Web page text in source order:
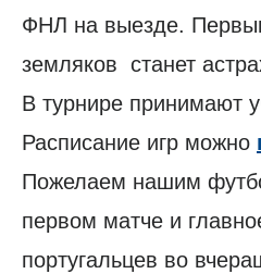
ФНЛ на выезде.
земляков станет
В турнире принимают
Расписание игр можно
Пожелаем нашим
первом матче и
португальцев во